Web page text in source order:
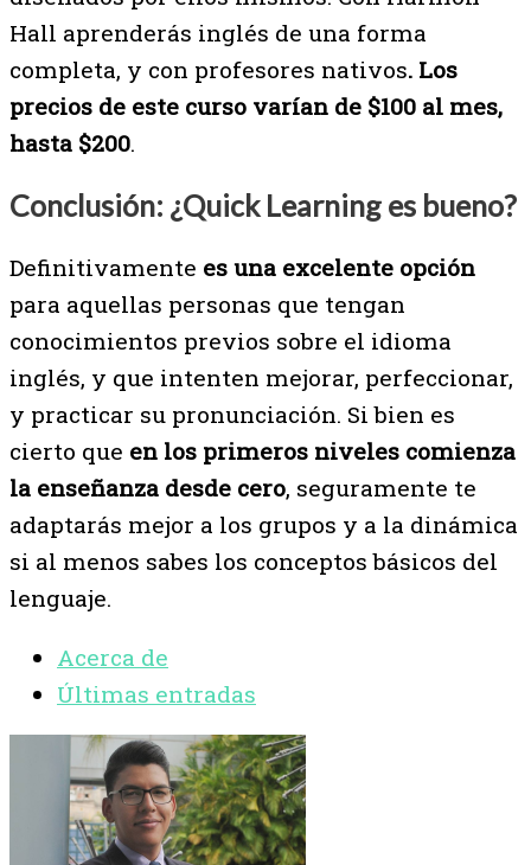
Hall aprenderás inglés de una forma
completa, y con profesores nativos. Los
precios de este curso varían de $100 al mes,
hasta $200.
Conclusión: ¿Quick Learning es bueno?
Definitivamente es una excelente opción
para aquellas personas que tengan
conocimientos previos sobre el idioma
inglés, y que intenten mejorar, perfeccionar,
y practicar su pronunciación. Si bien es
cierto que en los primeros niveles comienza
la enseñanza desde cero, seguramente te
adaptarás mejor a los grupos y a la dinámica
si al menos sabes los conceptos básicos del
lenguaje.
Acerca de
Últimas entradas